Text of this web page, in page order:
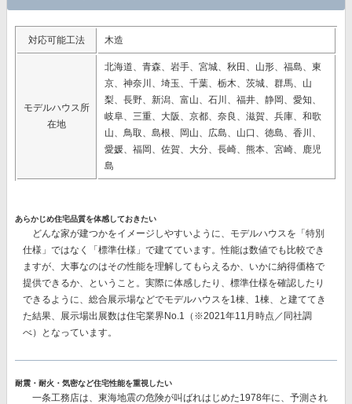
対応可能工法 木造
モデルハウス所
在地
北海道、青森、岩手、宮城、秋田、山形、福島、東
京、神奈川、埼玉、千葉、栃木、茨城、群馬、山
梨、長野、新潟、富山、石川、福井、静岡、愛知、
岐阜、三重、大阪、京都、奈良、滋賀、兵庫、和歌
山、鳥取、島根、岡山、広島、山口、徳島、香川、
愛媛、福岡、佐賀、大分、長崎、熊本、宮崎、鹿児
島
あらかじめ住宅品質を体感しておきたい
どんな家が建つかをイメージしやすいように、モデルハウスを「特別
仕様」ではなく「標準仕様」で建てています。性能は数値でも比較でき
ますが、大事なのはその性能を理解してもらえるか、いかに納得価格で
提供できるか、ということ。実際に体感したり、標準仕様を確認したり
できるように、総合展示場などでモデルハウスを1棟、1棟、と建ててき
た結果、 展示場出展数は住宅業界No.1 （※2021年11月時点／同社調
べ）となっています。
耐震・耐火・気密など住宅性能を重視したい
一条工務店は、東海地震の危険が叫ばれはじめた1978年に、予測され